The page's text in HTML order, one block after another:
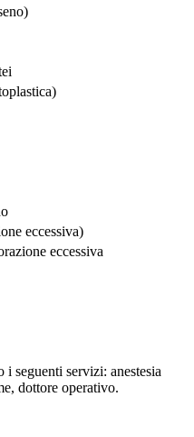
eccessiva)
eccessiva
seguenti servizi: anestesia
dottore operativo.